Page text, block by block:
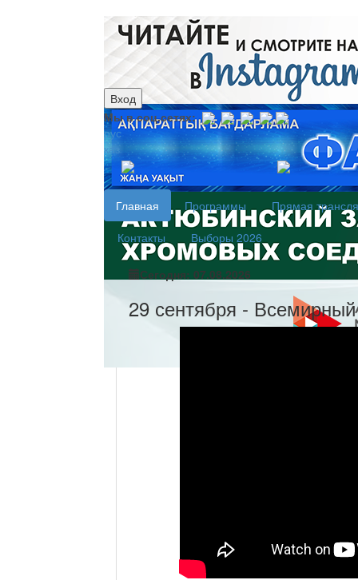
Вход
Мы в соц.сетях:
рус
каз
Главная Программы
Прямая
Контакты
Выборы 2026
Сегодня: 07.08.2026
29 сентября -